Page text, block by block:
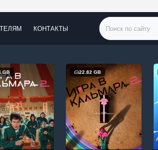
КОНТАКТЫ
GB 22.82 GB